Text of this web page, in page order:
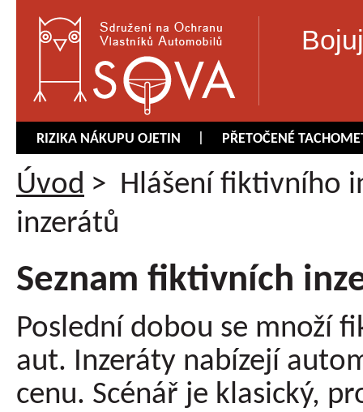
RIZIKA NÁKUPU OJETIN PŘETOČENÉ
Úvod > Hlášení fiktivního
inzerátů
Seznam fiktivních
Poslední dobou se množí
aut. Inzeráty nabízejí
cenu. Scénář je klasický,